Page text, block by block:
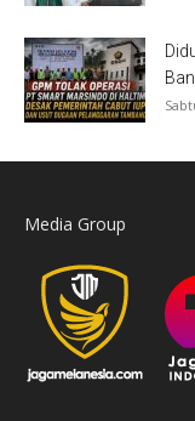
Media Group